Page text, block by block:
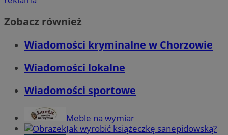
Zobacz również
Wiadomości kryminalne w Chorzowie
Wiadomości lokalne
Wiadomości sportowe
Meble na wymiar
Jak wyrobić książeczkę sanepidowską?